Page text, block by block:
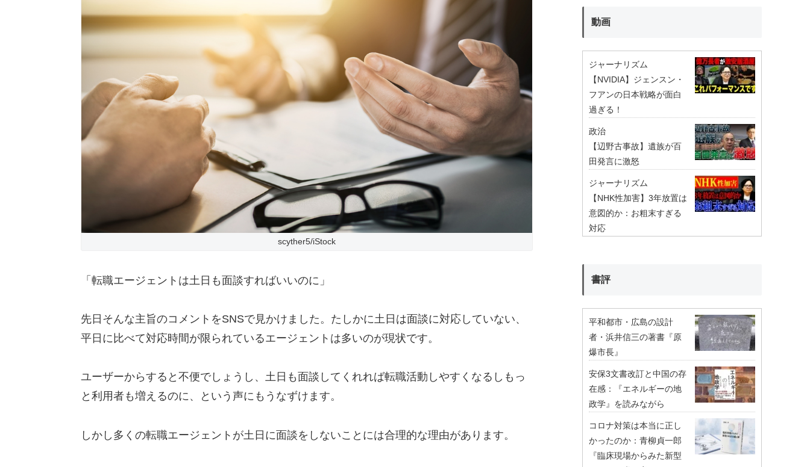
scyther5/iStock
「転職エージェントは土日も面談すればいいのに」
先日そんな主旨のコメントをSNSで見かけました。たしかに土日は面談に対応していない、
平日に比べて対応時間が限られているエージェントは多いのが現状です。
ユーザーからすると不便でしょうし、土日も面談してくれれば転職活動しやすくなるしもっ
と利用者も増えるのに、という声にもうなずけます。
しかし多くの転職エージェントが土日に面談をしないことには合理的な理由があります。
動画
ジャーナリズム
【NVIDIA】ジェンスン・
フアンの日本戦略が面白
過ぎる！
政治
【辺野古事故】遺族が百
田発言に激怒
ジャーナリズム
【NHK性加害】3年放置は
意図的か：お粗末すぎる
対応
書評
平和都市・広島の設計
者・浜井信三の著書『原
爆市長』
安保3文書改訂と中国の存
在感：『エネルギーの地
政学』を読みながら
コロナ対策は本当に正し
かったのか：青柳貞一郎
『臨床現場からみた新型